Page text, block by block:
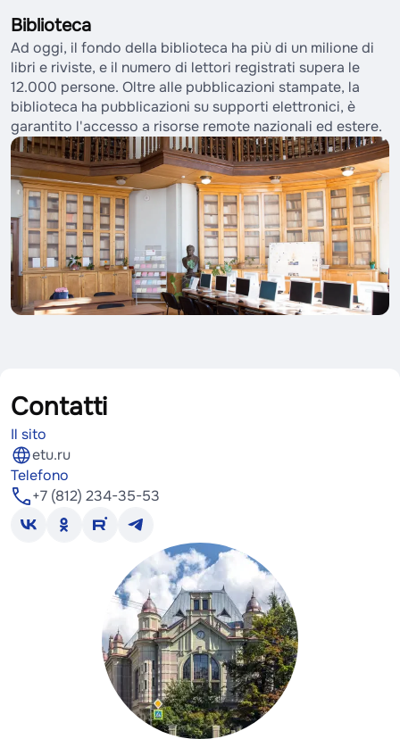
Biblioteca
Ad oggi, il fondo della biblioteca ha più di un milione di
libri e riviste, e il numero di lettori registrati supera le
12.000 persone. Oltre alle pubblicazioni stampate, la
biblioteca ha pubblicazioni su supporti elettronici, è
garantito l'accesso a risorse remote nazionali ed estere.
Contatti
Il sito
etu.ru
Telefono
+7 (812) 234-35-53